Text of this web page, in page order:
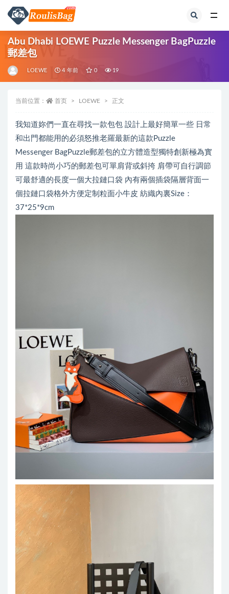
Abu Dhabi LOEWE Puzzle Messenger BagPuzzle
郵差包
LOEWE 4 年前 0 19
当前位置： 首页 LOEWE 正文
我知道妳們一直在尋找一款包包 設計上最好簡單一些 日常
和出門都能用的必須怒推老羅最新的這款Puzzle
Messenger BagPuzzle郵差包的立方體造型獨特創新極為實
用 這款時尚小巧的郵差包可單肩背或斜挎 肩帶可自行調節
可最舒適的長度一個大拉鏈口袋 內有兩個插袋隔層背面一
個拉鏈口袋格外方便定制粒面小牛皮 紡織內裏Size：
37*25*9cm